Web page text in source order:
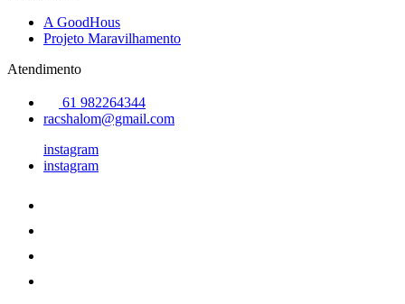
A GoodHous
Projeto Maravilhamento
Atendimento
61 982264344
racshalom@gmail.com
instagram
instagram